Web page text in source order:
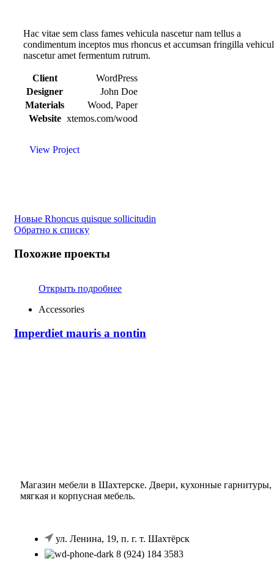
Hac vitae sem class fames vehicula nascetur nam tellus a
condimentum inceptos mus rhoncus et accumsan fringilla
nascetur amet fermentum rutrum.
Client
WordPress
Designer
John Doe
Materials
Wood, Paper
Website xtemos.com/wood
View Project
Новые Rhoncus quisque sollicitudin
Обратно к списку
Похожие проекты
Открыть подробнее
Accessories
Imperdiet mauris a nontin
Магазин мебели в Шахтерске. Двери, кухонные гарнитуры,
мягкая и корпусная мебель.
ул. Ленина, 19, п. г. т. Шахтёрск
8 (924) 184 3583